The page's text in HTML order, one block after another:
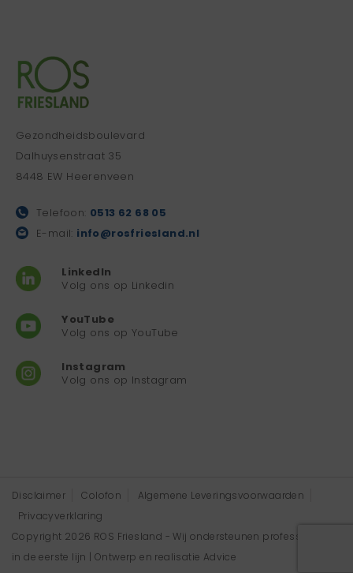
Gezondheidsboulevard
Dalhuysenstraat 35
8448 EW Heerenveen
Telefoon: 0513 62 68 05
E-mail: info@rosfriesland.nl
LinkedIn
Volg ons op Linkedin
YouTube
Volg ons op YouTube
Instagram
Volg ons op Instagram
Disclaimer Colofon
Algemene Leveringsvoorwaarden
Privacyverklaring
Copyright 2026 ROS Friesland - Wij ondersteunen professionals
in de eerste lijn | Ontwerp en realisatie Advice